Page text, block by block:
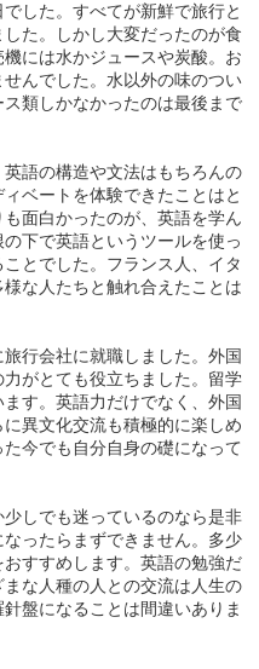
した。すべてが新鮮で旅行と
た。しかし大変だったのが食
には水かジュースや炭酸。お
んでした。水以外の味のつい
類しかなかったのは最後まで
語の構造や文法はもちろんの
ベートを体験できたことはと
面白かったのが、英語を学ん
下で英語というツールを使っ
とでした。フランス人、イタ
な人たちと触れ合えたことは
行会社に就職しました。外国
がとても役立ちました。留学
す。英語力だけでなく、外国
異文化交流も積極的に楽しめ
今でも自分自身の礎になって
しでも迷っているのなら是非
ったらまずできません。多少
すすめします。英語の勉強だ
な人種の人との交流は人生の
盤になることは間違いありま